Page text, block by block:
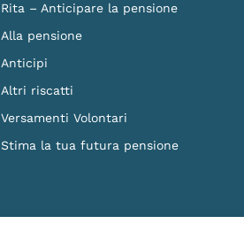
Rita – Anticipare la pensione
Alla pensione
Anticipi
Altri riscatti
Versamenti Volontari
Stima la tua futura pensione